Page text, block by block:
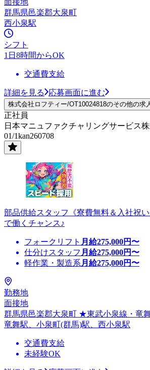
群馬県邑楽郡大泉町
西小泉駅
シフト
1日8時間からOK
交通費支給
詳細を見る 応募画面に進む
株式会社ロフティー/OT10024818のその他の求
正社員
日本マニュファクチャリングサービス
01/1kan260708
部品供給スタッフ《寮費無料＆入社祝
で働くチャンス♪
フォークリフト 月給275,000円〜
仕分けスタッフ 月給275,000円〜
軽作業・製造系 月給275,000円〜
勤務地
面接地
群馬県邑楽郡大泉町 ★東武小泉線・竜
竜舞駅、小泉町(群馬)駅、西小泉駅
交通費支給
未経験OK